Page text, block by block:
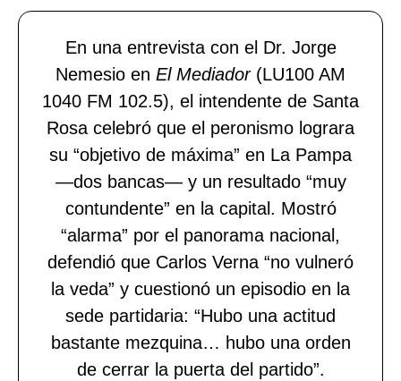
En una entrevista con el Dr. Jorge
Nemesio en El Mediador(LU100 AM
1040 FM 102.5), el intendente de Santa
Rosa celebró que el peronismo lograra
su “objetivo de máxima” en La Pampa
—dos bancas— y un resultado “muy
contundente” en la capital. Mostró
“alarma” por el panorama nacional,
defendió que Carlos Verna “no vulneró
la veda” y cuestionó un episodio en la
sede partidaria: “Hubo una actitud
bastante mezquina… hubo una orden
de cerrar la puerta del partido”.